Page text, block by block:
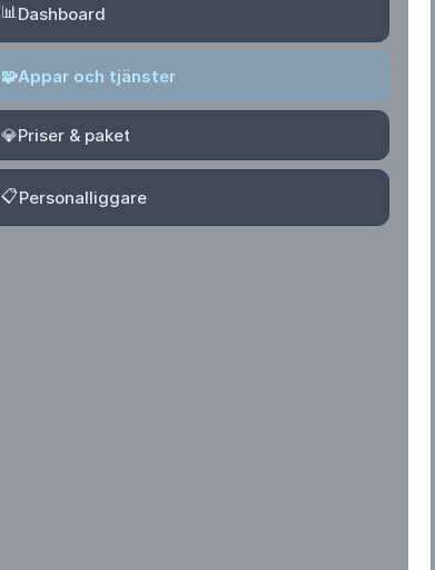
📊Dashboard
🧩Appar och tjänster
💎Priser & paket
📋Personalliggare